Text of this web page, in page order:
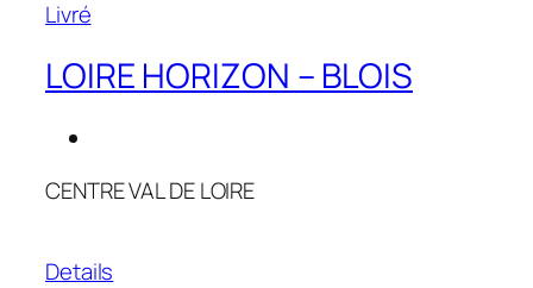
Livré
LOIRE HORIZON – BLOIS
CENTRE VAL DE LOIRE
Details